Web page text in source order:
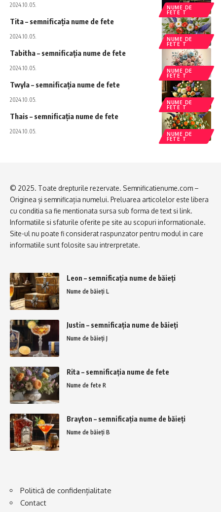
NUME DE
FETE T
2024.10.05.
NUME DE
FETE T
Tita – semnificația nume de fete
2024.10.05.
NUME DE
FETE T
Tabitha – semnificația nume de fete
2024.10.05.
NUME DE
FETE T
Twyla – semnificația nume de fete
2024.10.05.
NUME DE
FETE T
Thais – semnificația nume de fete
2024.10.05.
© 2025. Toate drepturile rezervate. Semnificatienume.com –
Originea și semnificația numelui. Preluarea articolelor este libera
cu conditia sa fie mentionata sursa sub forma de text si link.
Informatiile si sfaturile oferite pe site au scopuri informationale.
Site-ul nu poate fi considerat raspunzator pentru modul in care
informatiile sunt folosite sau intrerpretate.
Leon – semnificația nume de băieți
Nume de băieți L
Justin – semnificația nume de băieți
Nume de băieți J
Rita – semnificația nume de fete
Nume de fete R
Brayton – semnificația nume de băieți
Nume de băieți B
Politică de confidențialitate
Contact